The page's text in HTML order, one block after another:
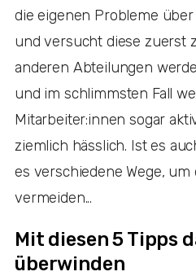
die eigenen Probleme
und versucht diese zuerst
anderen Abteilungen
und im schlimmsten Fall
Mitarbeiter:innen sogar
ziemlich hässlich. Ist es
es verschiedene Wege, um
vermeiden...
Mit diesen 5 Tipps
überwinden